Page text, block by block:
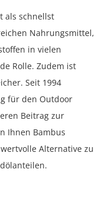
als schnellst
Nahrungsmittel,
in vielen
Rolle. Zudem ist
Seit 1994
für den Outdoor
Beitrag zur
Ihnen Bambus
Alternative zu